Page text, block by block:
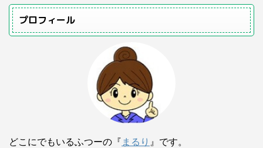
プロフィール
どこにでもいるふつーの『 まるり 』です。